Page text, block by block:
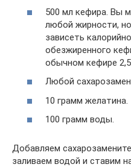
500 мл кефира. Вы
любой жирности,
зависеть
обезжиренного
обычном кефире
Любой
10 грамм желатина.
100 грамм воды.
Добавляем
заливаем водой и ставим